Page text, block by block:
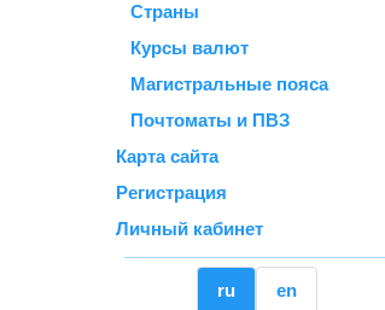
Страны
Курсы валют
Магистральные пояса
Почтоматы и ПВЗ
Карта сайта
Регистрация
Личный кабинет
ru en